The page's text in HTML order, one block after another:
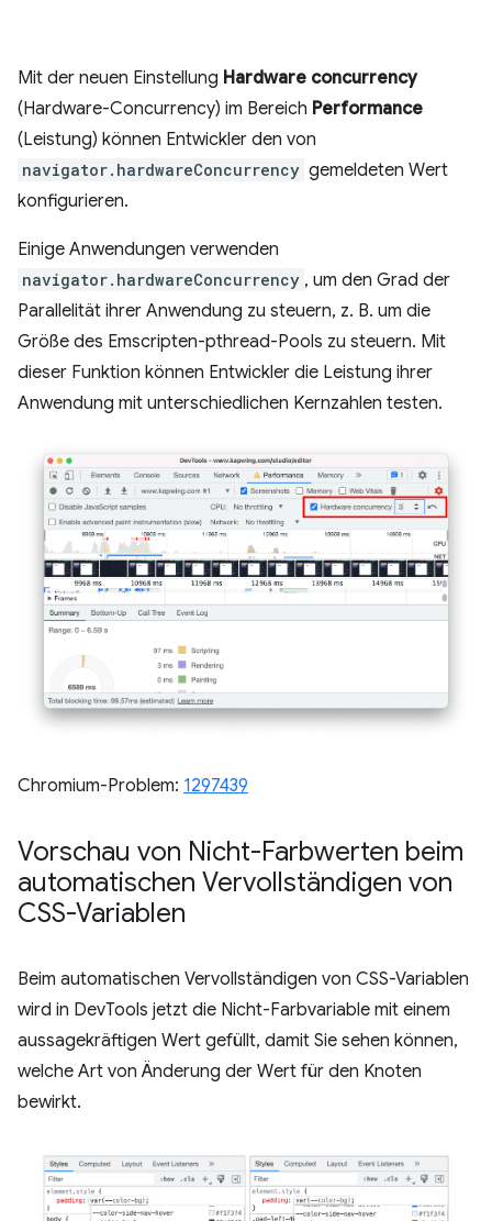
Mit der neuen Einstellung Hardware concurrency
(Hardware-Concurrency) im Bereich Performance
(Leistung) können Entwickler den von
navigator.hardwareConcurrency gemeldeten Wert
konfigurieren.
Einige Anwendungen verwenden
navigator.hardwareConcurrency , um den Grad der
Parallelität ihrer Anwendung zu steuern, z. B. um die
Größe des Emscripten-pthread-Pools zu steuern. Mit
dieser Funktion können Entwickler die Leistung ihrer
Anwendung mit unterschiedlichen Kernzahlen testen.
Chromium-Problem: 1297439
Vorschau von Nicht-Farbwerten beim
automatischen Vervollständigen von
CSS-Variablen
Beim automatischen Vervollständigen von CSS-Variablen
wird in DevTools jetzt die Nicht-Farbvariable mit einem
aussagekräftigen Wert gefüllt, damit Sie sehen können,
welche Art von Änderung der Wert für den Knoten
bewirkt.